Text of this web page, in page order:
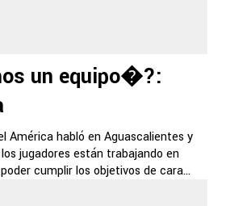
un equipo�?:
América habló en Aguascalientes y
jugadores están trabajando en
cumplir los objetivos de cara...